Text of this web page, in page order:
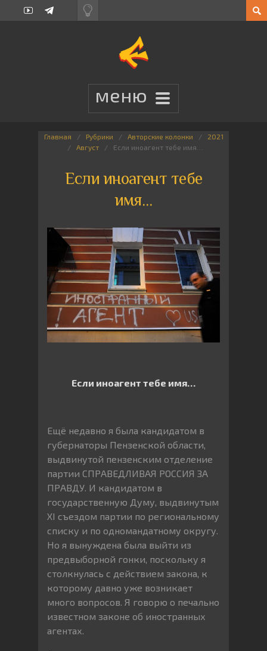
Главная Рубрики Авторские колонки
2021
Август
Если иноагент тебе имя…
Если иноагент тебе
имя…
Если иноагент тебе имя…
Ещё недавно я была кандидатом в
губернаторы Пензенской области,
выдвинутой пензенским отделение
партии СПРАВЕДЛИВАЯ РОССИЯ ЗА
ПРАВДУ. И кандидатом в
государственную Думу, выдвинутым
XI съездом партии по региональному
списку и по одномандатному округу.
Но я вынуждена была выйти из
предвыборной гонки, поскольку я
столкнулась с действием закона, к
которому давно уже возникает
много вопросов. Я говорю о печально
известном законе об иностранных
агентах.